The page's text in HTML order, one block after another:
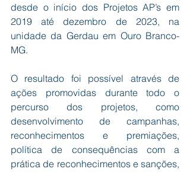
desde o início dos Projetos AP’s em
2019 até dezembro de 2023, na
unidade da Gerdau em Ouro Branco-
MG.
O resultado foi possível através de
ações promovidas durante todo o
percurso dos projetos, como
desenvolvimento de campanhas,
reconhecimentos e premiações,
política de consequências com a
prática de reconhecimentos e sanções,